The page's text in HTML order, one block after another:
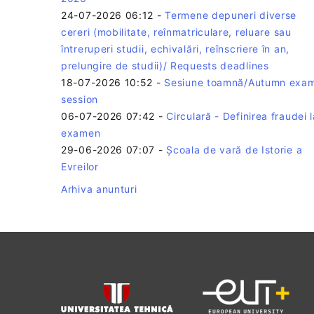
24-07-2026 06:12 -Termene depuneri diverse
cereri (mobilitate, reînmatriculare, reluare sau
întreruperi studii, echivalări, reînscriere în an,
prelungire de studii)/ Requests deadlines
18-07-2026 10:52 - Sesiune toamnă/Autumn
session
06-07-2026 07:42 - Circulară - Definirea fraudei
examen
29-06-2026 07:07 - Școala de vară de Istorie a
Evreilor
Arhiva anunturi